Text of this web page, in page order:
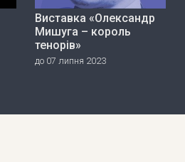
Виставка «Олександр
Мишуга – король
тенорів»
до 07 липня 2023